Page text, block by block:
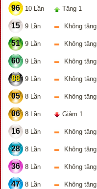
96 10 Lần Tăng 1
15 9 Lần Không tăng
51 9 Lần Không tăng
60 9 Lần Không tăng
88 9 Lần Không tăng
05 8 Lần Không tăng
06 8 Lần Giảm 1
16 8 Lần Không tăng
28 8 Lần Không tăng
36 8 Lần Không tăng
47 8 Lần Không tăng